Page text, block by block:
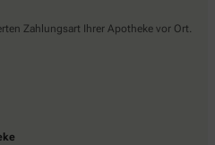
Zahlungsart Ihrer Apotheke vor Ort.